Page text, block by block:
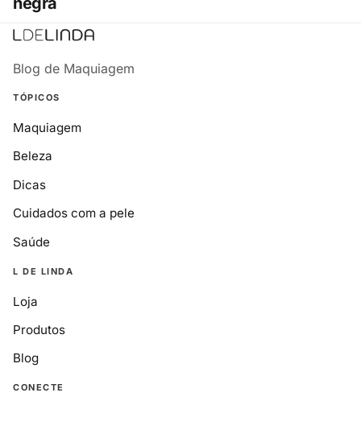
Blog de Maquiagem
TÓPICOS
Maquiagem
Beleza
Dicas
Cuidados com a pele
Saúde
L DE LINDA
Loja
Produtos
Blog
CONECTE